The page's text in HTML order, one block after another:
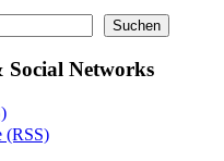
Suchen
Social Networks
(RSS)